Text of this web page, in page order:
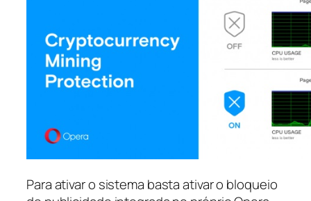
Para ativar o sistema basta ativar o bloqueio